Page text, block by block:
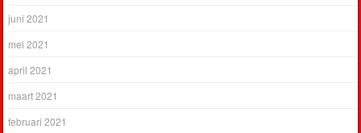
juni 2021
mei 2021
april 2021
maart 2021
februari 2021